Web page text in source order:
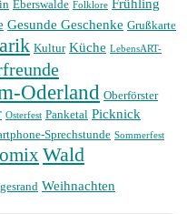
Eberswalde Folklore Frühling
Gesunde Geschenke Grußkarte
Kultur Küche LebensART-
Oderland Oberförster
Osterfest Panketal Picknick
Sprechstunde Sommerfest
Wald
Weihnachten